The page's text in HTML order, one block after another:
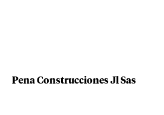
Pena Construcciones Jl Sas